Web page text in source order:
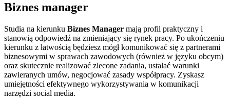
Biznes manager
Studia na kierunku Biznes Manager mają profil praktyczny i
stanowią odpowiedź na zmieniający się rynek pracy. Po ukończeniu
kierunku z łatwością będziesz mógł komunikować się z partnerami
biznesowymi w sprawach zawodowych (również w języku obcym)
oraz skutecznie realizować zlecone zadania, ustalać warunki
zawieranych umów, negocjować zasady współpracy. Zyskasz
umiejętności efektywnego wykorzystywania w komunikacji
narzędzi social media.